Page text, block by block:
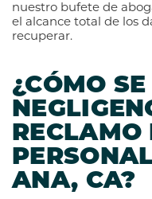
nuestro bufete de
el alcance total de los
recuperar.
¿CÓMO
RECLAMO
ANA, CA?